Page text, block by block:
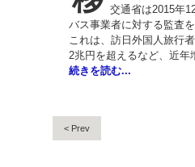
交通省は2015年
バス事業者に対する監査
これは、訪日外国人旅行
2兆円を超えるなど、近
続きを読む...
< Prev